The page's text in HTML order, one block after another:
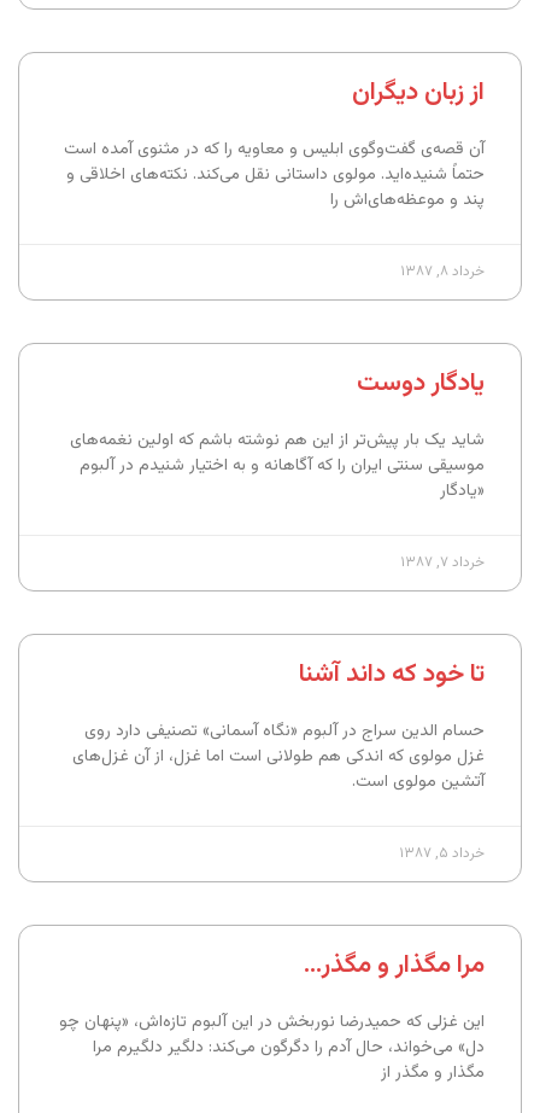
از زبان دیگران
آن قصه‌ی گفت‌وگوی ابلیس و معاویه را که در مثنوی آمده است
حتماً شنیده‌اید. مولوی داستانی نقل می‌کند. نکته‌های اخلاقی و
پند و موعظه‌های‌اش را
خرداد ۸, ۱۳۸۷
یادگار دوست
شاید یک بار پیش‌تر از این هم نوشته باشم که اولین نغمه‌های
موسیقی سنتی ایران را که آگاهانه و به اختیار شنیدم در آلبوم
«یادگار
خرداد ۷, ۱۳۸۷
تا خود که داند آشنا
حسام الدین سراج در آلبوم «نگاه آسمانی» تصنیفی دارد روی
غزل مولوی که اندکی هم طولانی است اما غزل، از آن غزل‌های
آتشین مولوی است.
خرداد ۵, ۱۳۸۷
مرا مگذار و مگذر…
این غزلی که حمیدرضا نوربخش در این آلبوم تازه‌اش، «پنهان چو
دل» می‌خواند، حال آدم را دگرگون می‌کند: دلگیر دلگیرم مرا
مگذار و مگذر از